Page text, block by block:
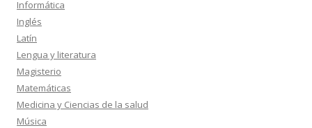
Informática
Inglés
Latín
Lengua y literatura
Magisterio
Matemáticas
Medicina y Ciencias de la salud
Música